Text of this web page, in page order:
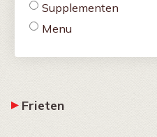
Supplementen
Menu
Frieten